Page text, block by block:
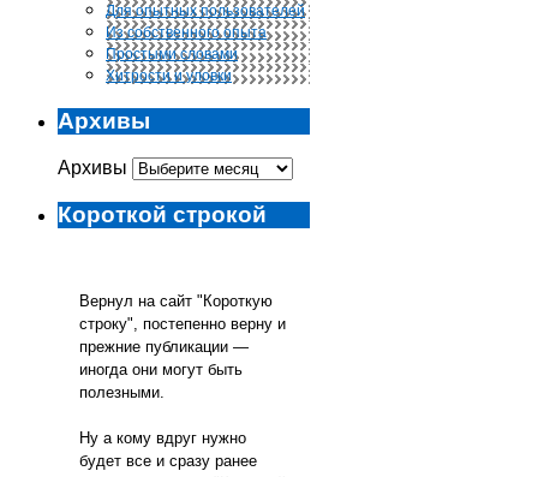
Для опытных пользователей
Из собственного опыта
Простыми словами
Хитрости и уловки
Архивы
Архивы
Короткой строкой
Вернул на сайт "Короткую
строку", постепенно верну и
прежние публикации —
иногда они могут быть
полезными.
Ну а кому вдруг нужно
будет все и сразу ранее